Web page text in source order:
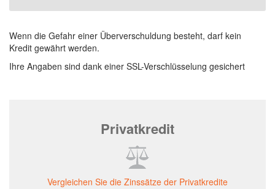
Wenn die Gefahr einer Überverschuldung besteht, darf kein
Kredit gewährt werden.
Ihre Angaben sind dank einer SSL-Verschlüsselung gesichert
Privatkredit
Vergleichen Sie die Zinssätze der Privatkredite